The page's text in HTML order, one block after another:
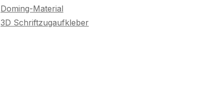
Doming-Material
3D Schriftzugaufkleber